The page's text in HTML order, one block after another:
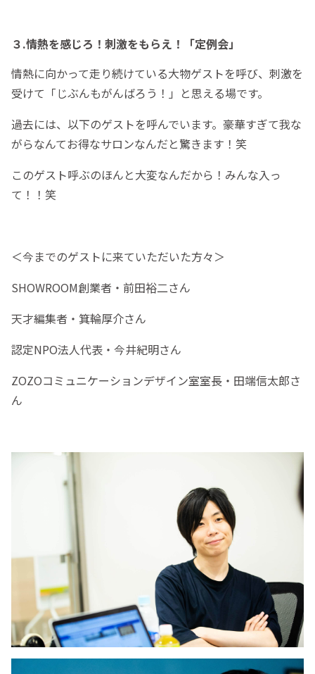
３.情熱を感じろ！刺激をもらえ！「定例会」
情熱に向かって走り続けている大物ゲストを呼び、刺激を
受けて「じぶんもがんばろう！」と思える場です。
過去には、以下のゲストを呼んでいます。豪華すぎて我な
がらなんてお得なサロンなんだと驚きます！笑
このゲスト呼ぶのほんと大変なんだから！みんな入っ
て！！笑
＜今までのゲストに来ていただいた方々＞
SHOWROOM創業者・前田裕二さん
天才編集者・箕輪厚介さん
認定NPO法人代表・今井紀明さん
ZOZOコミュニケーションデザイン室室長・田端信太郎さ
ん